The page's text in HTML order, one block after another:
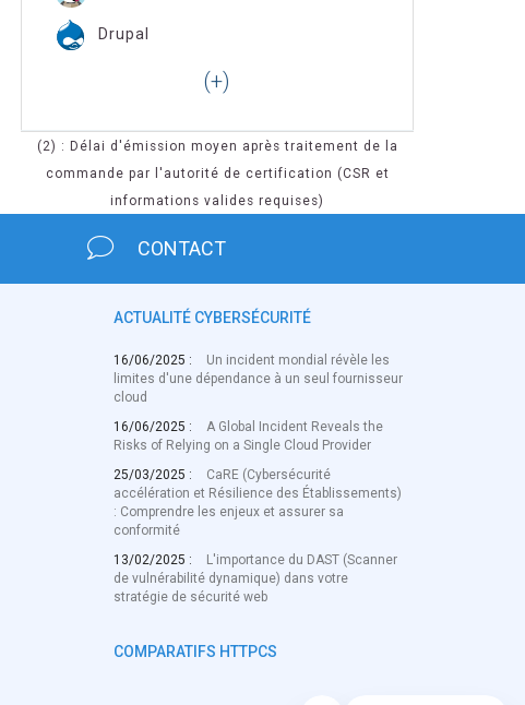
Drupal
(2) : Délai d'émission moyen après traitement de la
commande par l'autorité de certification (CSR et
informations valides requises)
CONTACT
ACTUALITÉ CYBERSÉCURITÉ
16/06/2025 :
Un incident mondial révèle les
limites d'une dépendance à un seul fournisseur
cloud
16/06/2025 :
A Global Incident Reveals the
Risks of Relying on a Single Cloud Provider
25/03/2025 :
CaRE (Cybersécurité
accélération et Résilience des Établissements)
: Comprendre les enjeux et assurer sa
conformité
13/02/2025 :
L'importance du DAST (Scanner
de vulnérabilité dynamique) dans votre
stratégie de sécurité web
COMPARATIFS HTTPCS